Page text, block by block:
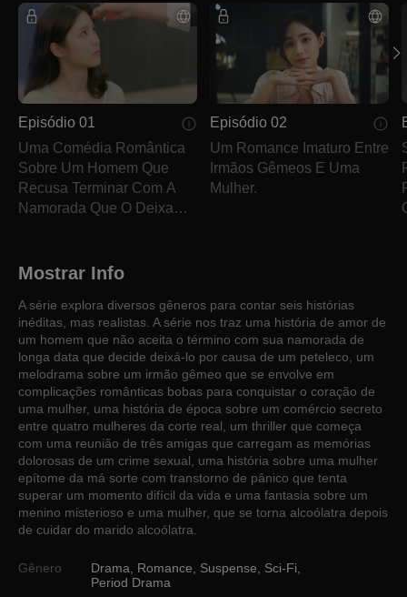
Episódio 01
Uma Comédia Romântica
Sobre Um Homem Que
Recusa Terminar Com A
Namorada Que O Deixa
Episódio 02
Um Romance Imaturo Entre
Irmãos Gêmeos E Uma
Mulher.
Mostrar Info
A série explora diversos gêneros para contar seis histórias
inéditas, mas realistas. A série nos traz uma história de amor de
um homem que não aceita o término com sua namorada de
longa data que decide deixá-lo por causa de um peteleco, um
melodrama sobre um irmão gêmeo que se envolve em
complicações românticas bobas para conquistar o coração de
uma mulher, uma história de época sobre um comércio secreto
entre quatro mulheres da corte real, um thriller que começa
com uma reunião de três amigas que carregam as memórias
dolorosas de um crime sexual, uma história sobre uma mulher
epítome da má sorte com transtorno de pânico que tenta
superar um momento difícil da vida e uma fantasia sobre um
menino misterioso e uma mulher, que se torna alcoólatra depois
de cuidar do marido alcoólatra.
Gênero Drama Romance Suspense Sci-Fi
Period Drama